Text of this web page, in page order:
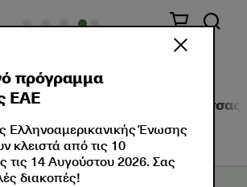
Πιστοποιήσεις Ξένης Γλώσσας
πρόγραμμα
ΕΑΕ
Ελληνοαμερικανικής Ένωσης
κλειστά από τις 10
τις 14 Αυγούστου 2026. Σας
διακοπές!